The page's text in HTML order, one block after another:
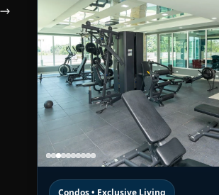
Condos • Exclusive Living